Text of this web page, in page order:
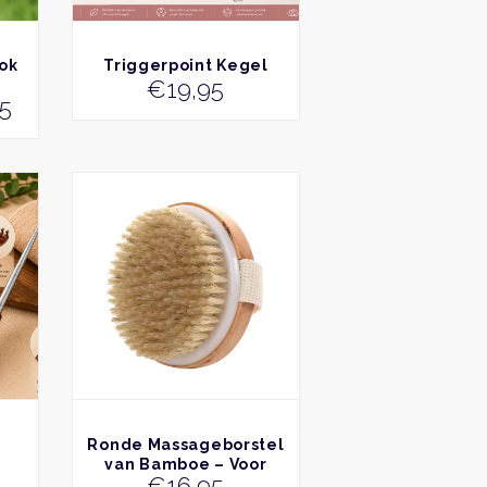
worden
productpagina
€19,95
BEKIJK
worden
Triggerpoint Kegel
€19,95
BEKIJK
Ronde Massageborstel
van Bamboe – Voor
Droogborstelen en